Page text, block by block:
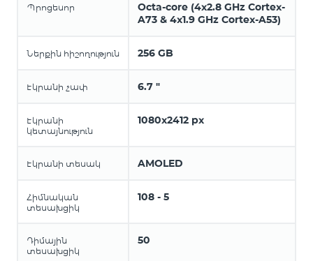
Պրոցեսոր
Octa-core (4x2.8 GHz Cortex-
A73 & 4x1.9 GHz Cortex-A53)
Ներքին հիշողություն 256 GB
Էկրանի չափ 6.7 "
Էկրանի
կետայնություն
1080x2412 px
Էկրանի տեսակ AMOLED
Հիմնական
տեսախցիկ
108 - 5
Դիմային
տեսախցիկ
50